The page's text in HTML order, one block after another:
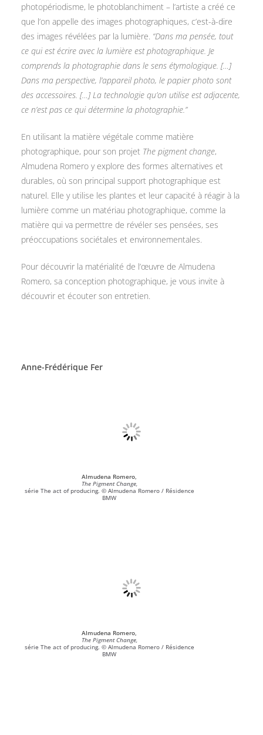
photopériodisme, le photoblanchiment – l’artiste a créé ce
que l’on appelle des images photographiques, c’est-à-dire
des images révélées par la lumière. “Dans ma pensée, tout
ce qui est écrire avec la lumière est photographique. Je
comprends la photographie dans le sens étymologique. […]
Dans ma perspective, l’appareil photo, le papier photo sont
des accessoires. […] La technologie qu’on utilise est adjacente,
ce n’est pas ce qui détermine la photographie.”
En utilisant la matière végétale comme matière
photographique, pour son projet The pigment change,
Almudena Romero y explore des formes alternatives et
durables, où son principal support photographique est
naturel. Elle y utilise les plantes et leur capacité à réagir à la
lumière comme un matériau photographique, comme la
matière qui va permettre de révéler ses pensées, ses
préoccupations sociétales et environnementales.
Pour découvrir la matérialité de l’œuvre de Almudena
Romero, sa conception photographique, je vous invite à
découvrir et écouter son entretien.
Anne-Frédérique Fer
Almudena Romero,
The Pigment Change,
série The act of producing. © Almudena Romero / Résidence
BMW
Almudena Romero,
The Pigment Change,
série The act of producing. © Almudena Romero / Résidence
BMW